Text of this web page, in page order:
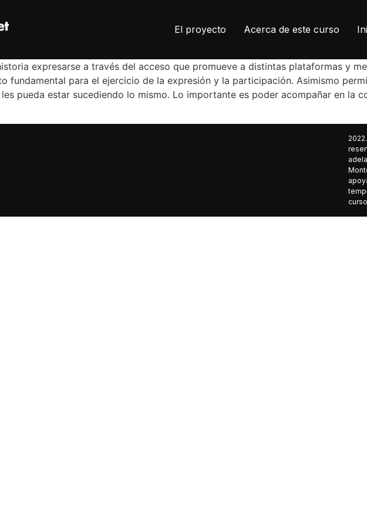
El proyecto Acerca de este curso
expresarse a través del acceso que promueve a distintas plataformas y
fundamental para el ejercicio de la expresión y la participación. Asimismo
pueda estar sucediendo lo mismo. Lo importante es poder acompañar en la